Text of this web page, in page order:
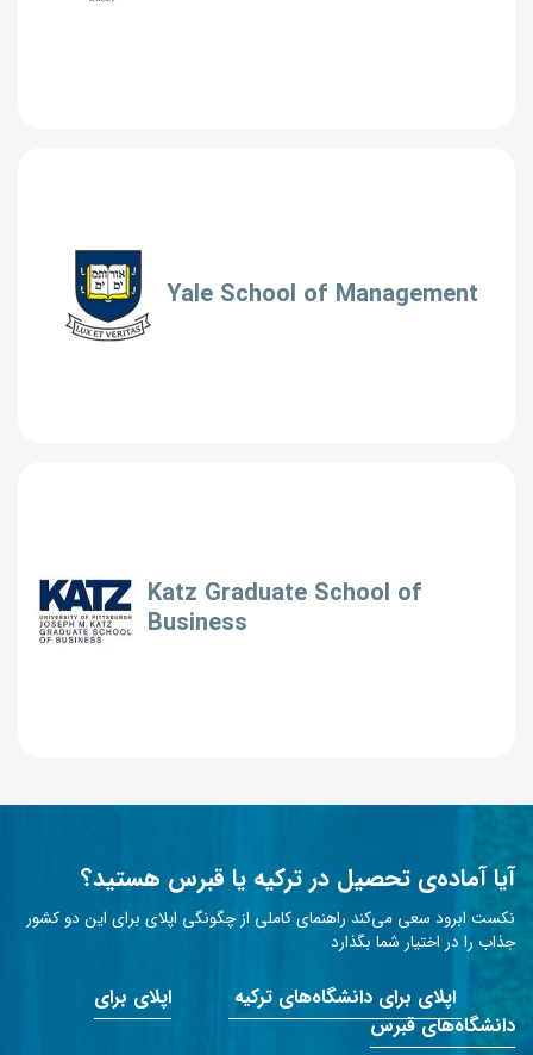
Yale School of Management
Katz Graduate School of
Business
آیا آماده‌ی تحصیل در ترکیه یا قبرس هستید؟
نکست ابرود سعی می‌کند راهنمای کاملی از چگونگی اپلای برای این دو کشور
جذاب را در اختیار شما بگذارد
اپلای برای دانشگاه‌های ترکیه
اپلای برای
دانشگاه‌های قبرس